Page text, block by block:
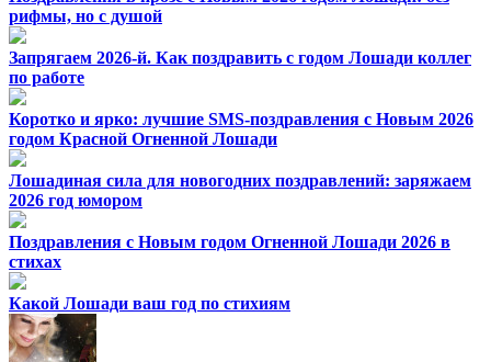
рифмы, но с душой
Запрягаем 2026-й. Как поздравить с годом Лошади коллег
по работе
Коротко и ярко: лучшие SMS-поздравления с Новым 2026
годом Красной Огненной Лошади
Лошадиная сила для новогодних поздравлений: заряжаем
2026 год юмором
Поздравления с Новым годом Огненной Лошади 2026 в
стихах
Какой Лошади ваш год по стихиям